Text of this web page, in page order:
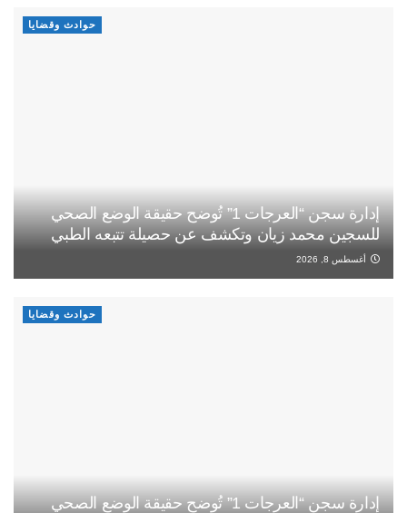
حوادث وقضايا
إدارة سجن “العرجات 1” تُوضح حقيقة الوضع الصحي
للسجين محمد زيان وتكشف عن حصيلة تتبعه الطبي
أغسطس 8, 2026
حوادث وقضايا
إدارة سجن “العرجات 1” تُوضح حقيقة الوضع الصحي